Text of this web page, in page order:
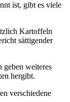
ist, gibt es viele
Kartoffeln
sättigender
weiteres
hergibt.
verschiedene